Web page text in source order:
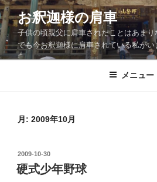
コ
ン
テ
ン
ツ
お釈迦様の肩車
子供の頃親父に肩車されたことはあま
でも今お釈迦様に肩車されている私がい
メニュー
月: 2009年10月
投
稿
日:
2009-10-30
硬式少年野球